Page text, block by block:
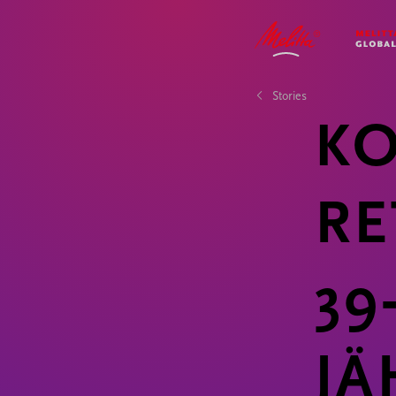
IMPACT
STORIES
KARRIERE
Stories